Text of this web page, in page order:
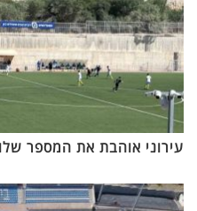
עירוני אוהבת את המספר